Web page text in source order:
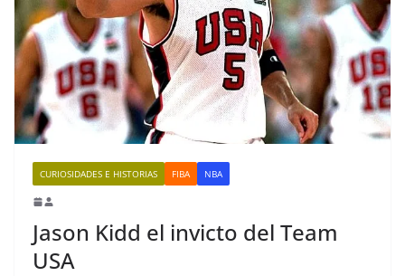
CURIOSIDADES E HISTORIAS FIBA NBA
Jason Kidd el invicto del Team
USA